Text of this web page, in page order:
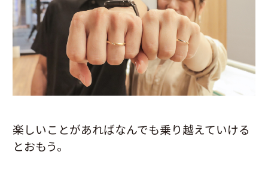
楽しいことがあればなんでも乗り越えていける
とおもう。